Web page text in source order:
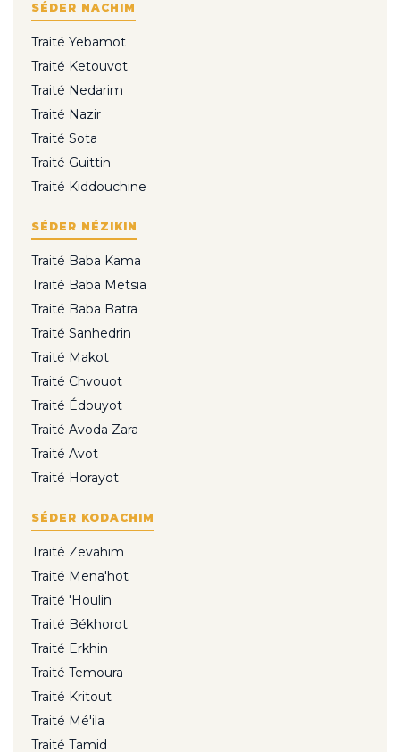
SÉDER NACHIM
Traité Yebamot
Traité Ketouvot
Traité Nedarim
Traité Nazir
Traité Sota
Traité Guittin
Traité Kiddouchine
SÉDER NÉZIKIN
Traité Baba Kama
Traité Baba Metsia
Traité Baba Batra
Traité Sanhedrin
Traité Makot
Traité Chvouot
Traité Édouyot
Traité Avoda Zara
Traité Avot
Traité Horayot
SÉDER KODACHIM
Traité Zevahim
Traité Mena'hot
Traité 'Houlin
Traité Békhorot
Traité Erkhin
Traité Temoura
Traité Kritout
Traité Mé'ila
Traité Tamid